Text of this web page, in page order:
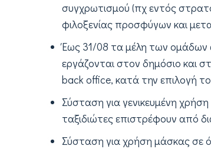
συγχρωτισμού (πχ εντός
φιλοξενίας προσφύγων και
Έως 31/08 τα μέλη των ομάδων
εργάζονται στον δημόσιο και
back office, κατά την επιλογή
Σύσταση για γενικευμένη
ταξιδιώτες επιστρέφουν από
Σύσταση για χρήση μάσκας σε